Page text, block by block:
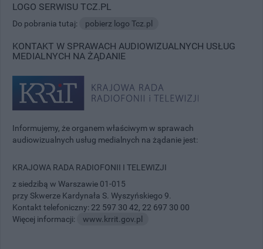
LOGO SERWISU TCZ.PL
Do pobrania tutaj: pobierz logo Tcz.pl
KONTAKT W SPRAWACH AUDIOWIZUALNYCH USŁUG
MEDIALNYCH NA ŻĄDANIE
Informujemy, że organem właściwym w sprawach
audiowizualnych usług medialnych na żądanie jest:
KRAJOWA RADA RADIOFONII I TELEWIZJI
z siedzibą w Warszawie 01-015
przy Skwerze Kardynała S. Wyszyńskiego 9.
Kontakt telefoniczny: 22 597 30 42, 22 697 30 00
Więcej informacji:
www.krrit.gov.pl